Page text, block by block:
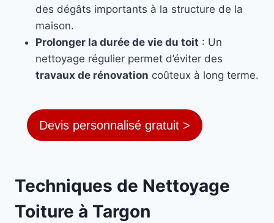
des dégâts importants à la structure de la
maison.
Prolonger la durée de vie du toit : Un
nettoyage régulier permet d’éviter des
travaux de rénovation coûteux à long terme.
Devis personnalisé gratuit >
Techniques de Nettoyage
Toiture à Targon